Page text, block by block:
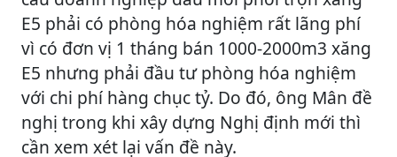
E5 phải có phòng hóa nghiệm rất lãng phí
vì có đơn vị 1 tháng bán 1000-2000m3 xăng
E5 nhưng phải đầu tư phòng hóa nghiệm
với chi phí hàng chục tỷ. Do đó, ông Mân đề
nghị trong khi xây dựng Nghị định mới thì
cần xem xét lại vấn đề này.